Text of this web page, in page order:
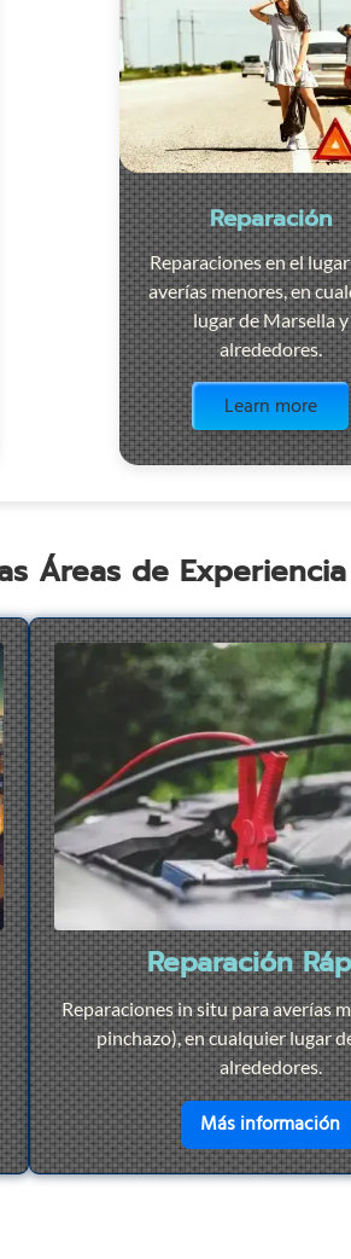
Reparación
Reparaciones en el
averías menores, en
lugar de Marsella y
alrededores.
Learn more
Áreas de
Remolque 24/7
Reparación
Reparaciones in situ para averías
pinchazo), en cualquier lugar
alrededores.
Más información